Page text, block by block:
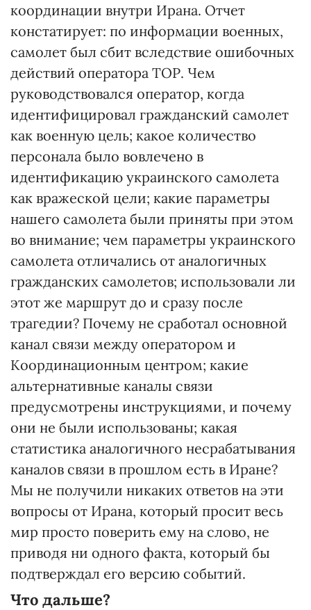
координации внутри Ирана. Отчет
констатирует: по информации военных,
самолет был сбит вследствие ошибочных
действий оператора ТОР. Чем
руководствовался оператор, когда
идентифицировал гражданский самолет
как военную цель; какое количество
персонала было вовлечено в
идентификацию украинского самолета
как вражеской цели; какие параметры
нашего самолета были приняты при этом
во внимание; чем параметры украинского
самолета отличались от аналогичных
гражданских самолетов; использовали ли
этот же маршрут до и сразу после
трагедии? Почему не сработал основной
канал связи между оператором и
Координационным центром; какие
альтернативные каналы связи
предусмотрены инструкциями, и почему
они не были использованы; какая
статистика аналогичного несрабатывания
каналов связи в прошлом есть в Иране?
Мы не получили никаких ответов на эти
вопросы от Ирана, который просит весь
мир просто поверить ему на слово, не
приводя ни одного факта, который бы
подтверждал его версию событий.
Что дальше?